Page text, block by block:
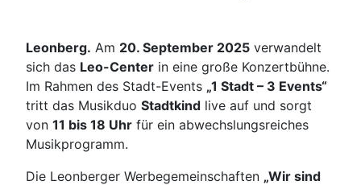
Leonberg. Am 20. September 2025 verwandelt
sich das Leo-Center in eine große Konzertbühne.
Im Rahmen des Stadt-Events „1 Stadt – 3 Events“
tritt das Musikduo Stadtkind live auf und sorgt
von 11 bis 18 Uhr für ein abwechslungsreiches
Musikprogramm.
Die Leonberger Werbegemeinschaften „Wir sind